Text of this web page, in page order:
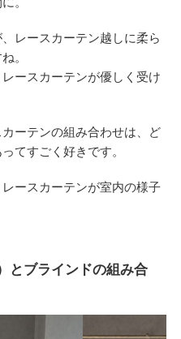
レースカーテン越しに柔ら
。
ースカーテンが優しく受け
ーテンの組み合わせは、ど
てすごく好きです。
ースカーテンが室内の様子
とブラインドの組み合